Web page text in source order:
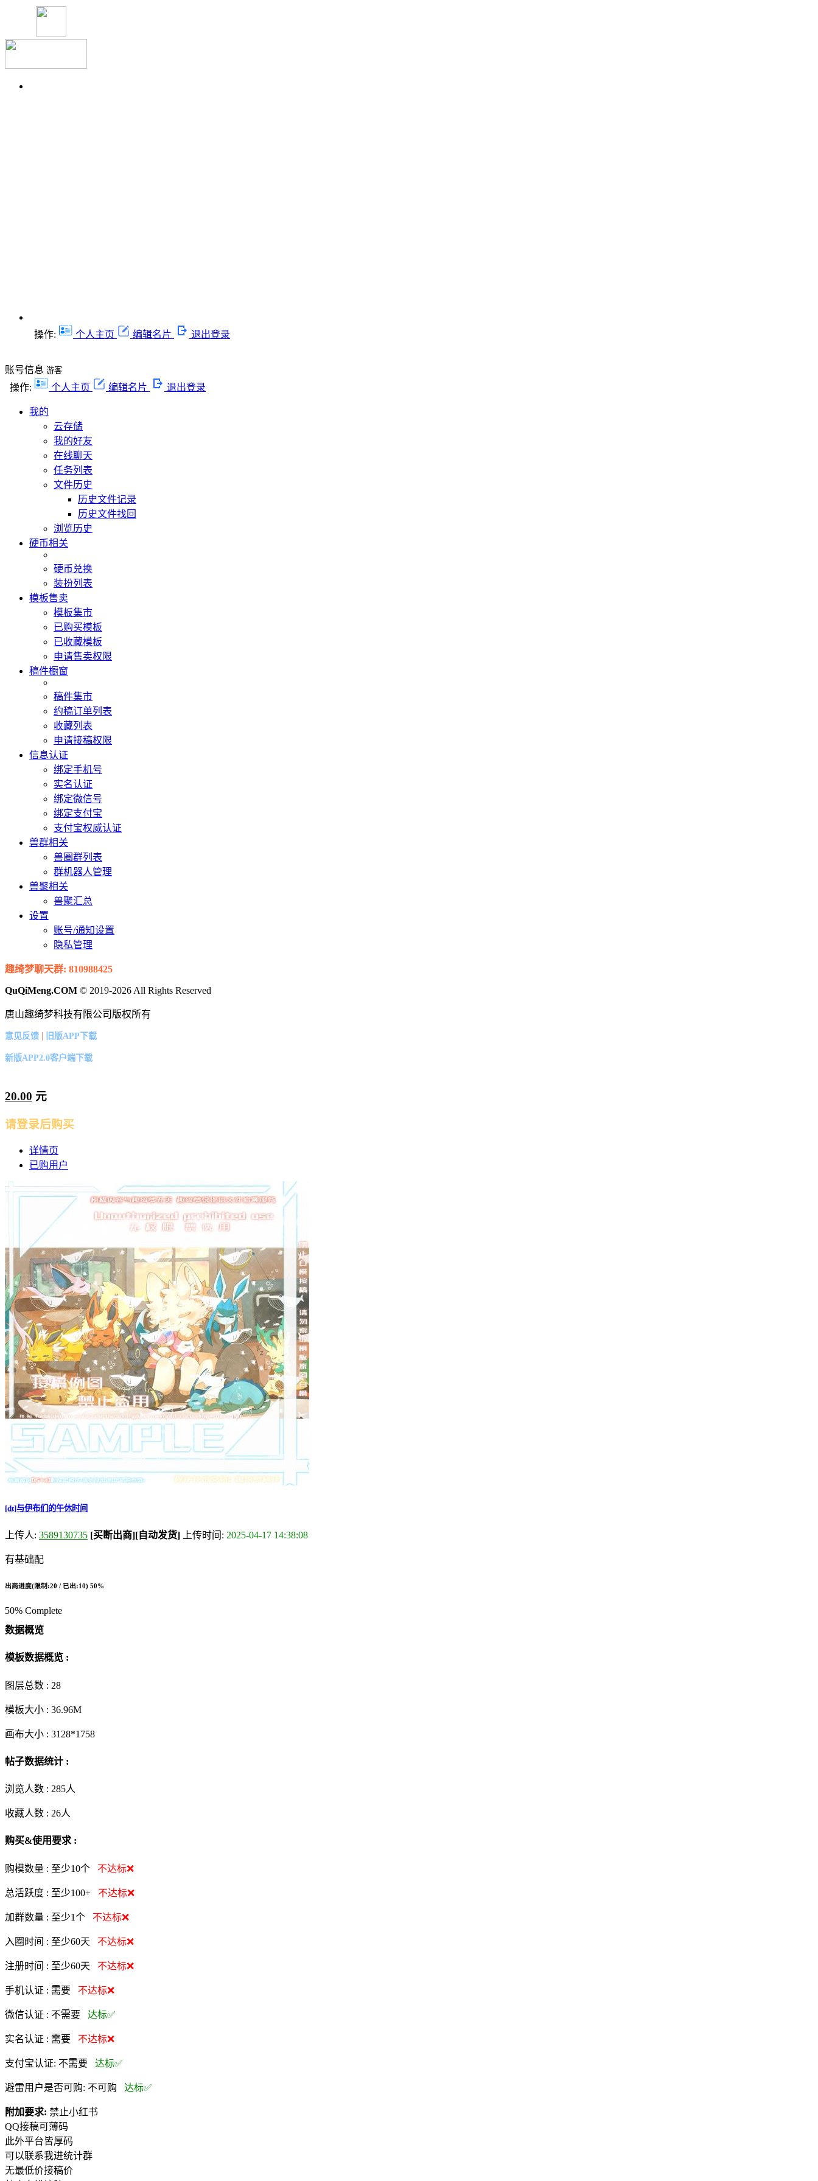
操作: 个人主页 编辑名片 退出登录
账号信息 游客
操作: 个人主页 编辑名片 退出登录
我的
云存储
我的好友
在线聊天
任务列表
文件历史
历史文件记录
历史文件找回
浏览历史
硬币相关
硬币兑换
装扮列表
模板售卖
模板集市
已购买模板
已收藏模板
申请售卖权限
稿件橱窗
稿件集市
约稿订单列表
收藏列表
申请接稿权限
信息认证
绑定手机号
实名认证
绑定微信号
绑定支付宝
支付宝权威认证
兽群相关
兽圈群列表
群机器人管理
兽聚相关
兽聚汇总
设置
账号/通知设置
隐私管理
趣绮梦聊天群: 810988425
QuQiMeng.COM © 2019-2026 All Rights Reserved
唐山趣绮梦科技有限公司版权所有
意见反馈 | 旧版APP下载
新版APP2.0客户端下载
20.00 元
请登录后购买
详情页
已购用户
[dt]与伊布们的午休时间
上传人: 3589130735 [买断出商][自动发货] 上传时间: 2025-04-17 14:38:08
有基础配
出商进度(限制:20 / 已出:10) 50%
50% Complete
数据概览
模板数据概览 :
图层总数 : 28
模板大小 : 36.96M
画布大小 : 3128*1758
帖子数据统计 :
浏览人数 : 285人
收藏人数 : 26人
购买&使用要求 :
购模数量 : 至少10个 不达标❌
总活跃度 : 至少100+ 不达标❌
加群数量 : 至少1个 不达标❌
入圈时间 : 至少60天 不达标❌
注册时间 : 至少60天 不达标❌
手机认证 : 需要 不达标❌
微信认证 : 不需要 达标✅
实名认证 : 需要 不达标❌
支付宝认证: 不需要 达标✅
避雷用户是否可购: 不可购 达标✅
附加要求: 禁止小红书
QQ接稿可薄码
此外平台皆厚码
可以联系我进统计群
无最低价接稿价